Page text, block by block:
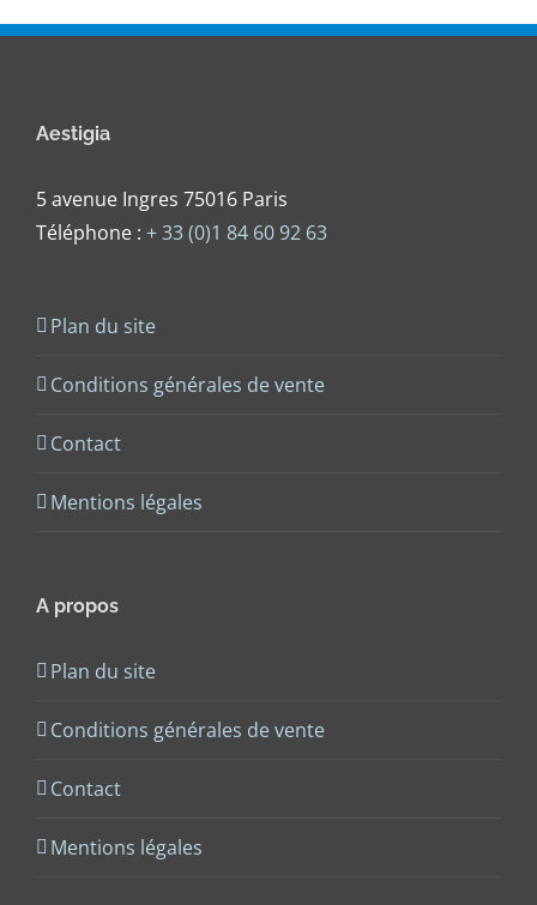
Aestigia
5 avenue Ingres 75016 Paris
Téléphone : + 33 (0)1 84 60 92 63
Plan du site
Conditions générales de vente
Contact
Mentions légales
A propos
Plan du site
Conditions générales de vente
Contact
Mentions légales